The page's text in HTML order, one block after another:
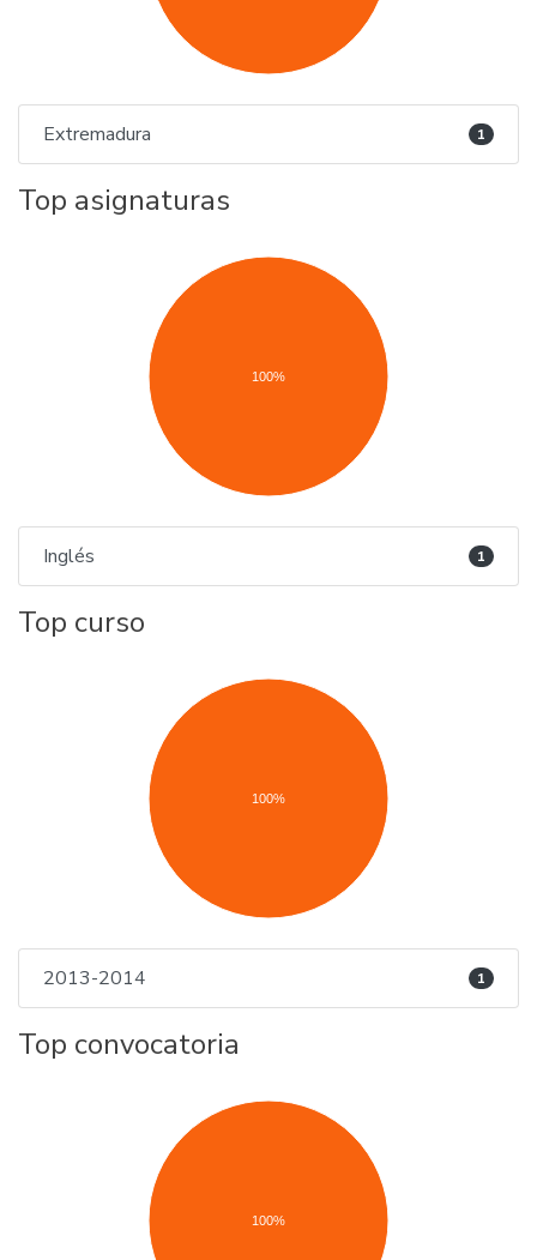
Extremadura 1
Top asignaturas
100%
Inglés 1
Top curso
100%
2013-2014 1
Top convocatoria
100%